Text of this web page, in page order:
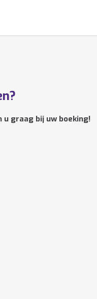
u graag bij uw boeking!